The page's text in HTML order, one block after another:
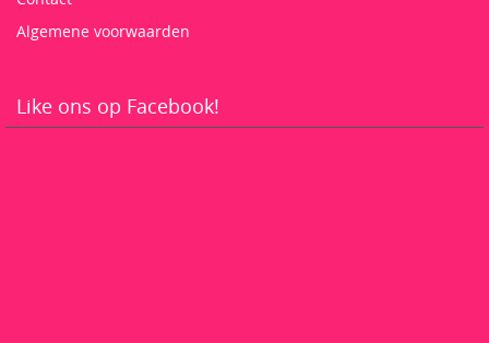
Algemene voorwaarden
Like ons op Facebook!